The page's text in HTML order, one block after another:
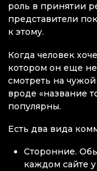
роль в принятии
представители
к этому.
Когда человек
котором он еще
смотреть на
вроде «название
популярны.
Есть два вида
Сторонние.
каждом сайте у